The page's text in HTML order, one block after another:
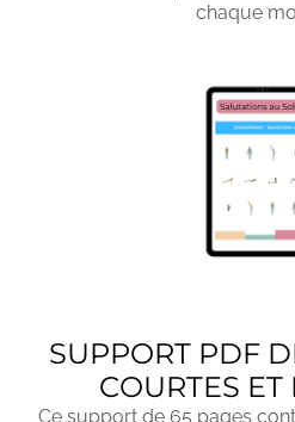
chaque
SUPPORT PDF
COURTES
Ce support de 65 pages